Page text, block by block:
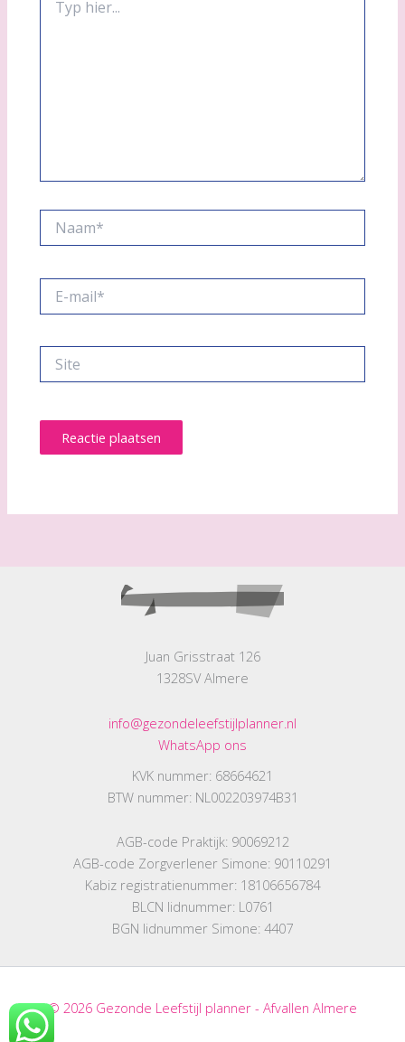
hier...
mail*
Juan Grisstraat 126
1328SV Almere
info@gezondeleefstijlplanner.nl
WhatsApp ons
KVK nummer: 68664621
BTW nummer: NL002203974B31
AGB-code Praktijk: 90069212
AGB-code Zorgverlener Simone: 90110291
Kabiz registratienummer: 18106656784
BLCN lidnummer: L0761
BGN lidnummer Simone: 4407
© 2026 Gezonde Leefstijl planner - Afvallen Almere